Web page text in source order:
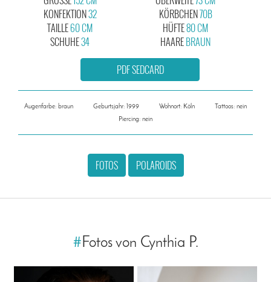
KONFEKTION32
KÖRBCHEN70B
TAILLE60 CM
SCHUHE34
HÜFTE80 CM
HAAREBRAUN
PDF SEDCARD
Augenfarbe: braun Geburtsjahr: 1999 Wohnort: Köln
Tattoos: nein
Piercing: nein
FOTOS POLAROIDS
#Fotos von Cynthia P.